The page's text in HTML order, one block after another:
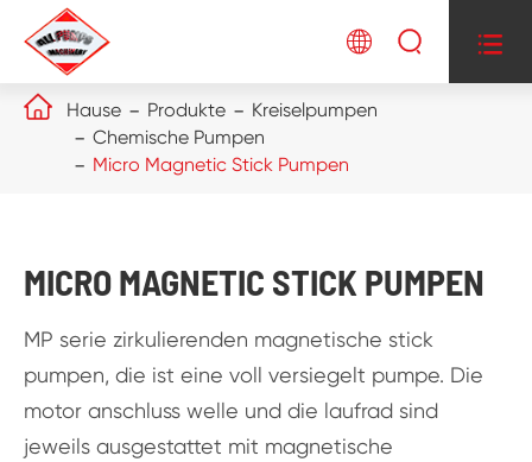
  
 Hause Produkte
Kreiselpumpen
Chemische Pumpen
Micro Magnetic Stick Pumpen
MICRO MAGNETIC STICK PUMPEN
MP serie zirkulierenden magnetische stick
pumpen, die ist eine voll versiegelt pumpe. Die
motor anschluss welle und die laufrad sind
jeweils ausgestattet mit magnetische